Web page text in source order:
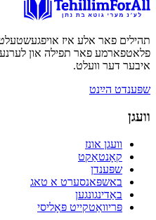
תהילים פאר אלע איז אויפגעשטעלט
פלאטפארמע פאר תפילה און
איבער דער וועלט.
שפּענדט הײַנט
וועגן
וועגן אונז
קאָנטאַקט
שפּענדן
באשפּאנסערט א טאג
באַדינגונגען
פּריוואַטקייט פּאָליסי